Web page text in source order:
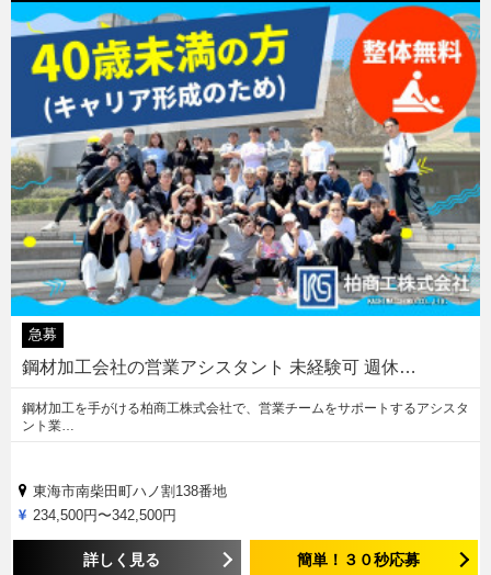
急募
鋼材加工会社の営業アシスタント 未経験可 週休…
鋼材加工を手がける柏商工株式会社で、営業チームをサポートするアシスタ
ント業…
東海市南柴田町ハノ割138番地
234,500円〜342,500円
詳しく見る 簡単！３０秒応募